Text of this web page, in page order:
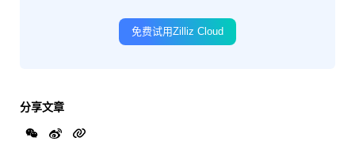
免费试用Zilliz Cloud
分享文章